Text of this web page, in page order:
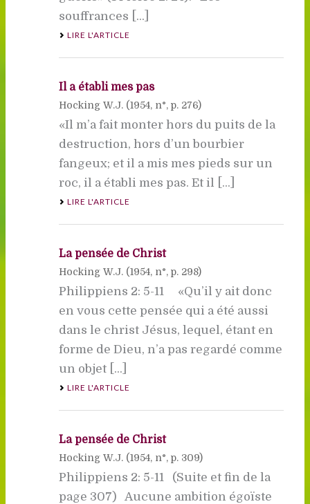
souffrances [...]
LIRE L'ARTICLE
Il a établi mes pas
Hocking W.J. (1954, n°, p. 276)
«Il m’a fait monter hors du puits de la
destruction, hors d’un bourbier
fangeux; et il a mis mes pieds sur un
roc, il a établi mes pas. Et il [...]
LIRE L'ARTICLE
La pensée de Christ
Hocking W.J. (1954, n°, p. 298)
Philippiens 2: 5-11 «Qu’il y ait donc
en vous cette pensée qui a été aussi
dans le christ Jésus, lequel, étant en
forme de Dieu, n’a pas regardé comme
un objet [...]
LIRE L'ARTICLE
La pensée de Christ
Hocking W.J. (1954, n°, p. 309)
Philippiens 2: 5-11 (Suite et fin de la
page 307) Aucune ambition égoïste